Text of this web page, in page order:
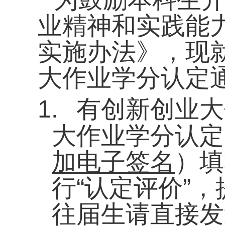
业精神和实践能
实施办法》，现
大作业学分认定
1.
有创新创业
大作业学分认
加电子签名 ）
行“认定评价”
往届生请直接